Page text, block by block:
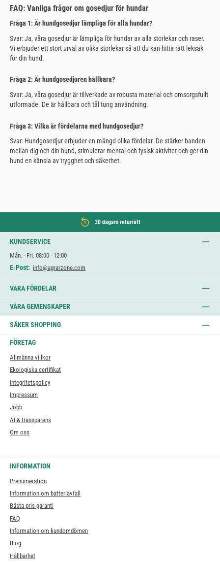
FAQ: Vanliga frågor om gosedjur för hundar
Fråga 1: Är hundgosedjur lämpliga för alla hundar?
Svar: Ja, våra gosedjur är lämpliga för hundar av alla storlekar och raser.
Vi erbjuder ett stort urval av olika storlekar så att du kan hitta rätt leksak
för din hund.
Fråga 2: Är hundgosedjuren hållbara?
Svar: Ja, våra gosedjur är tillverkade av robusta material och omsorgsfullt
utformade. De är hållbara och tål tung användning.
Fråga 3: Vilka är fördelarna med hundgosedjur?
Svar: Hundgosedjur erbjuder en mängd olika fördelar. De stärker banden
mellan dig och din hund, stimulerar mental och fysisk aktivitet och ger din
hund en känsla av trygghet och säkerhet.
30 dagars returrätt
KUNDSERVICE
Mån. - Fri. 08:00 - 12:00
E-Post: info@agrarzone.com
VÅRA FÖRDELAR
VÅRA GEMENSKAPER
SÄKER SHOPPING
FÖRETAG
Allmänna villkor
Ekologiska certifikat
Integritetspolicy
Impressum
Jobb
AI & transparens
Om oss
INFORMATION
Prenumeration
Information om batteriavfall
Bästa pris-garanti
FAQ
Information om kundomdömen
Blog
Hållbarhet